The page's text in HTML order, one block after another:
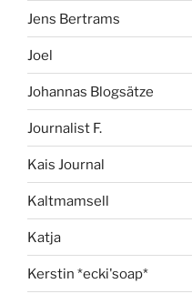
Jens Bertrams
Joel
Johannas Blogsätze
Journalist F.
Kais Journal
Kaltmamsell
Katja
Kerstin *ecki'soap*